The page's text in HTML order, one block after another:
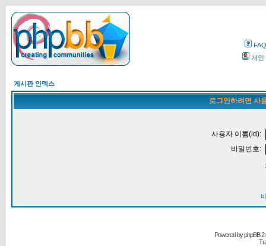
FAQ
개인
게시판 인덱스
로그인하려면 사
사용자 이름(id):
비밀번호:
Powered byphpBB